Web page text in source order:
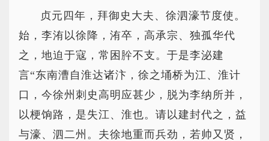
贞元四年，拜御史大夫、徐泗濠节度使。
始，李洧以徐降，洧卒，高承宗、独孤华代
之，地迫于寇，常困肸不支。于是李泌建
言“东南漕自淮达诸汴，徐之埇桥为江、淮计
口，今徐州刺史高明应甚少，脱为李纳所并，
以梗饷路，是失江、淮也。请以建封代之，益
与濠、泗二州。夫徐地重而兵劲，若帅又贤，